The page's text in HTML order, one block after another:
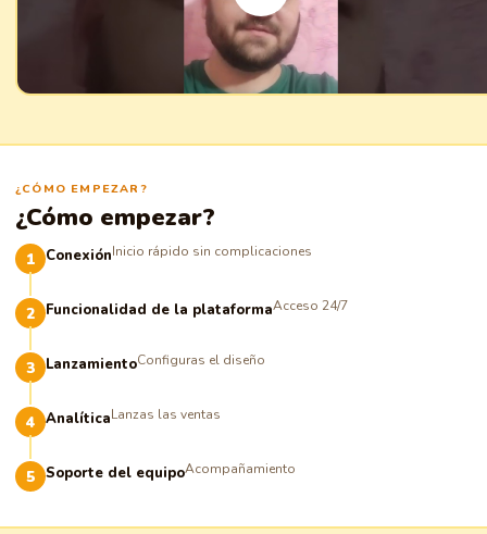
¿CÓMO EMPEZAR?
¿Cómo empezar?
ConexiónInicio rápido sin complicaciones
Funcionalidad de la plataformaAcceso 24/7
LanzamientoConfiguras el diseño
AnalíticaLanzas las ventas
Soporte del equipoAcompañamiento